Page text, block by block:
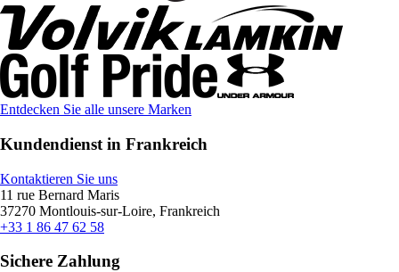
Entdecken Sie alle unsere Marken
Kundendienst in Frankreich
Kontaktieren Sie uns
11 rue Bernard Maris
37270 Montlouis-sur-Loire, Frankreich
+33 1 86 47 62 58
Sichere Zahlung